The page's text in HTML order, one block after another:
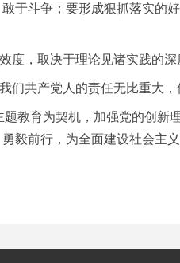
于斗争；要形成狠抓落实的
，取决于理论见诸实践的深
共产党人的责任无比重大，
教育为契机，加强党的创新
毅前行，为全面建设社会主